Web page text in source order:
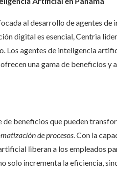
al desarrollo de agentes
digital es esencial, Centria
Los agentes de inteligencia
una gama de beneficios y
beneficios que pueden
de procesos. Con la
liberan a los empleados
solo incrementa la eficiencia,